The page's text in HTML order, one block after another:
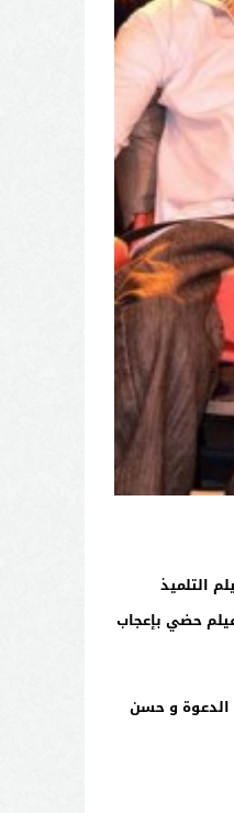
التلميذ
الفيلم حضي بإعجاب
الدعوة و حسن